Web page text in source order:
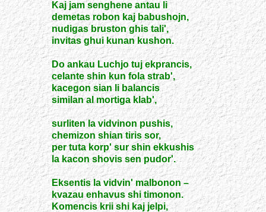
Kaj jam senghene antau li
demetas robon kaj babushojn,
nudigas bruston ghis tali',
invitas ghui kunan kushon.
Do ankau Luchjo tuj ekprancis,
celante shin kun fola strab',
kacegon sian li balancis
similan al mortiga klab',
surliten la vidvinon pushis,
chemizon shian tiris sor,
per tuta korp' sur shin ekkushis
la kacon shovis sen pudor'.
Eksentis la vidvin' malbonon –
kvazau enhavus shi timonon.
Komencis krii shi kaj jelpi,